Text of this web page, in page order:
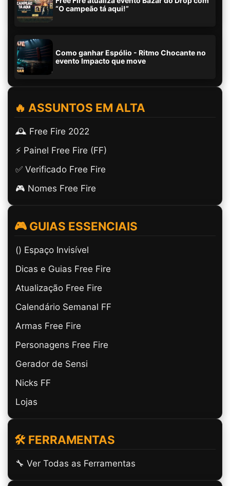
“O campeão tá aqui!”
Como ganhar Espólio - Ritmo Chocante no
evento Impacto que move
🔥 ASSUNTOS EM ALTA
🕰️ Free Fire 2022
⚡ Painel Free Fire (FF)
✅ Verificado Free Fire
🎮 Nomes Free Fire
🎮 GUIAS ESSENCIAIS
(ㅤ) Espaço Invisível
Dicas e Guias Free Fire
Atualização Free Fire
Calendário Semanal FF
Armas Free Fire
Personagens Free Fire
Gerador de Sensi
Nicks FF
Lojas
🛠️ FERRAMENTAS
🔧 Ver Todas as Ferramentas